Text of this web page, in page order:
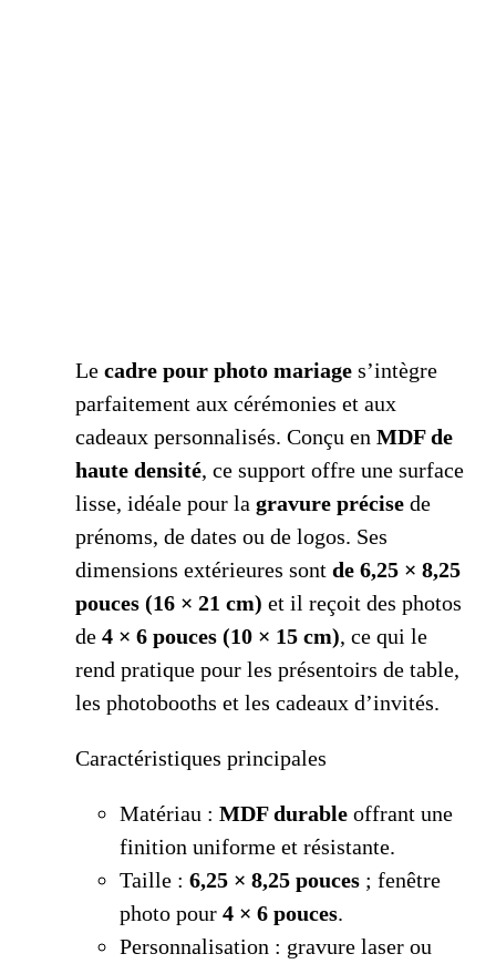
Le cadre pour photo mariage s’intègre
parfaitement aux cérémonies et aux
cadeaux personnalisés. Conçu en MDF de
haute densité, ce support offre une surface
lisse, idéale pour la gravure précise de
prénoms, de dates ou de logos. Ses
dimensions extérieures sont de 6,25 × 8,25
pouces (16 × 21 cm) et il reçoit des photos
de 4 × 6 pouces (10 × 15 cm), ce qui le
rend pratique pour les présentoirs de table,
les photobooths et les cadeaux d’invités.
Caractéristiques principales
Matériau : MDF durable offrant une
finition uniforme et résistante.
Taille : 6,25 × 8,25 pouces ; fenêtre
photo pour 4 × 6 pouces.
Personnalisation : gravure laser ou